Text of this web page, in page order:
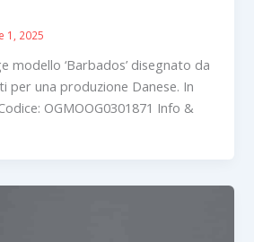
1, 2025
modello ‘Barbados’ disegnato da
per una produzione Danese. In
OGMOOG0301871 Info &